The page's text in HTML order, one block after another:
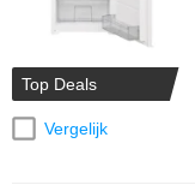
Top Deals
Vergelijk